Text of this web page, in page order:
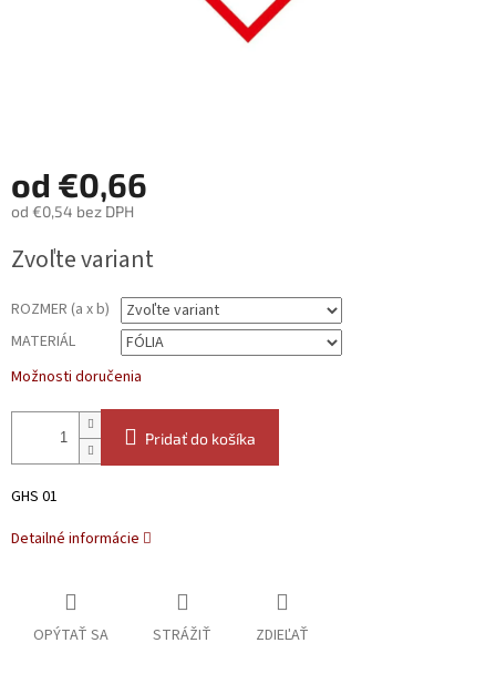
od €0,66
od €0,54 bez DPH
cena:
Zvoľte variant
ROZMER (a x b)
MATERIÁL
Možnosti doručenia
Pridať do košíka
GHS 01
Detailné informácie
OPÝTAŤ SA STRÁŽIŤ ZDIEĽAŤ